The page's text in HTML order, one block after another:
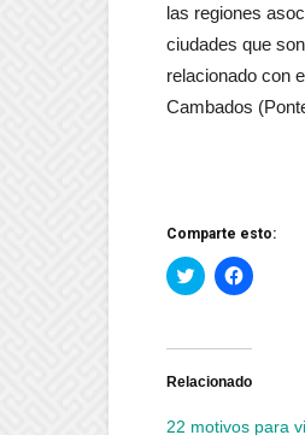
las regiones
ciudades que
relacionado con
Cambados
Comparte esto:
Haz
clic
Twitter
abre
ventana
Haz
clic
Facebook
abre
ventana
Relacionado
22 motivos para